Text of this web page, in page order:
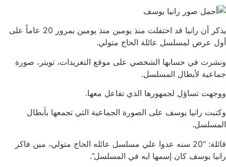
يذكر أن رانيا قد احتفلت منذ يومين منذ يومين بمرور 20 عاماً على
أول عرض لمسلسل عائلة الحاج متولي.
ونشرت في حسابها الشخصي على موقع التغريدات، تويتر، صورة
جماعية لأبطال المسلسل.
ووجهت تساؤل لجمهورها الذي تفاعل معها.
وكتبت رانيا يوسف على الصورة الجماعية التي تجمعها بأبطال
المسلسل.
قائلة: “20 سنه عدوا علي مسلسل عائله الحاج متولي، مين فاكر
رانيا يوسف كان إسمها ايه في المسلسل”.